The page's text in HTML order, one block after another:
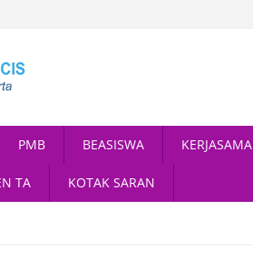
PMB BEASISWA KERJASAMA
TA KOTAK SARAN